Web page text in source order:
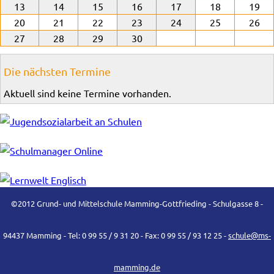
13
14 15 16 17 18
19
20
21 22 23 24 25
26
27
28 29 30
Die nächsten Termine
Aktuell sind keine Termine vorhanden.
©2012 Grund- und Mittelschule Mamming-Gottfrieding - Schulgasse 8 -
94437 Mamming - Tel: 0 99 55 / 9 31 20 - Fax: 0 99 55 / 93 12 25 -schule@ms-
mamming.de